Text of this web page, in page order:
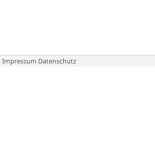
Impressum Datenschutz